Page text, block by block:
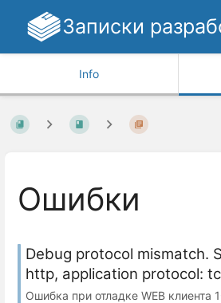
Записки
Info
Ошибки
Debug protocol mismatch.
http, application protocol:
Ошибка при отладке WEB клиента